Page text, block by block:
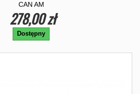
CAN AM
278,00 zł
Dostępny